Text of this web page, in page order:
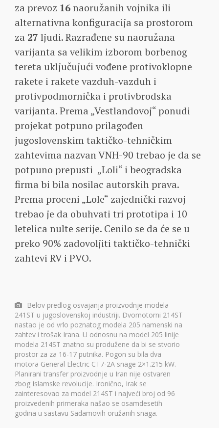
za prevoz 16naoružanih vojnika ili
alternativna konfiguracija sa prostorom
za 27 ljudi. Razrađene su naoružana
varijanta sa velikim izborom borbenog
tereta uključujući vođene protivoklopne
rakete i rakete vazduh-vazduh i
protivpodmornička i protivbrodska
varijanta. Prema „Vestlandovoj“ ponudi
projekat potpuno prilagođen
jugoslovenskim taktičko-tehničkim
zahtevima nazvan VNH-90 trebao je da se
potpuno prepusti „Loli“ i beogradska
firma bi bila nosilac autorskih prava.
Prema proceni „Lole“ zajednički razvoj
trebao je da obuhvati tri prototipa i 10
letelica nulte serije. Cenilo se da će se u
preko 90% zadovoljiti taktičko-tehnički
zahtevi RV i PVO.
Belov predlog osvajanja proizvodnje modela
241ST u jugoslovenskoj industriji. Dvomotorni 214ST
nastao je od vrlo poznatog modela 205 namenski na
zahtev i trošak Irana. U odnosnu na model 205 linije
modela 214ST znatno su produžene da bi se stvorio
prostor za za 16-17 putnika. Pogon su bila dva
motora General Electric CT7-2A snage 2×1.215 kW.
Planirani transfer proizvodnje u Iran nije ostvaren
zbog Islamske revolucije. Ironično, Irak se
zainteresovao za model 214ST i najveći broj od 96
proizvedenih primeraka našao se osamdesetih
godina u sastavu Sadamovih oružanih snaga.